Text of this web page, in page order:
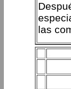
las